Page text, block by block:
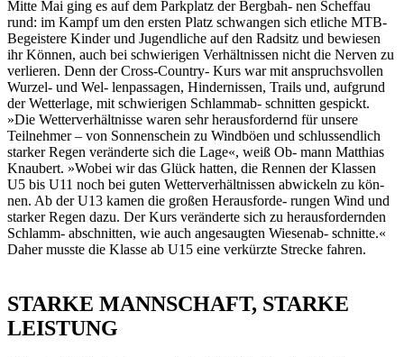
Mitte Mai ging es auf dem Parkplatz der Bergbah- nen Scheffau
rund: im Kampf um den ersten Platz schwangen sich etliche MTB-
Begeistere Kinder und Jugendliche auf den Radsitz und bewiesen
ihr Können, auch bei schwierigen Verhältnissen nicht die Nerven zu
verlieren. Denn der Cross-Country- Kurs war mit anspruchsvollen
Wurzel- und Wel- lenpassagen, Hindernissen, Trails und, aufgrund
der Wetterlage, mit schwierigen Schlammab- schnitten gespickt.
»Die Wetterverhältnisse waren sehr herausfordernd für unsere
Teilnehmer – von Sonnenschein zu Windböen und schlussendlich
starker Regen veränderte sich die Lage«, weiß Ob- mann Matthias
Knaubert. »Wobei wir das Glück hatten, die Rennen der Klassen
U5 bis U11 noch bei guten Wetterverhältnissen abwickeln zu kön-
nen. Ab der U13 kamen die großen Herausforde- rungen Wind und
starker Regen dazu. Der Kurs veränderte sich zu herausfordernden
Schlamm- abschnitten, wie auch angesaugten Wiesenab- schnitte.«
Daher musste die Klasse ab U15 eine verkürzte Strecke fahren.
STARKE MANNSCHAFT, STARKE
LEISTUNG